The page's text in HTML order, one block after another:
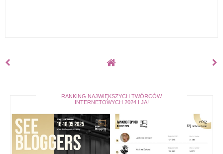
RANKING NAJWIĘKSZYCH TWÓRCÓW
INTERNETOWYCH 2024 I JA!